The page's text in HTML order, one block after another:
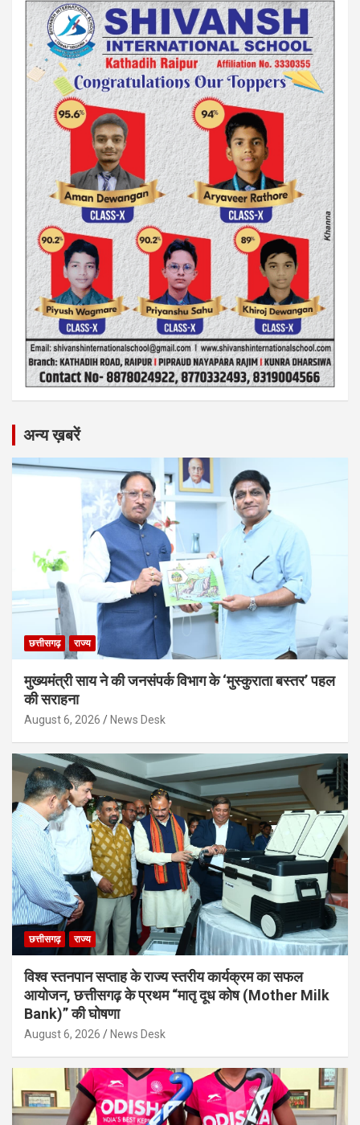
अन्य ख़बरें
छत्तीसगढ़ राज्य
मुख्यमंत्री साय ने की जनसंपर्क विभाग के ‘मुस्कुराता बस्तर’ पहल
की सराहना
August 6, 2026 News Desk
छत्तीसगढ़ राज्य
विश्व स्तनपान सप्ताह के राज्य स्तरीय कार्यक्रम का सफल
आयोजन, छत्तीसगढ़ के प्रथम “मातृ दूध कोष (Mother Milk
Bank)” की घोषणा
August 6, 2026 News Desk